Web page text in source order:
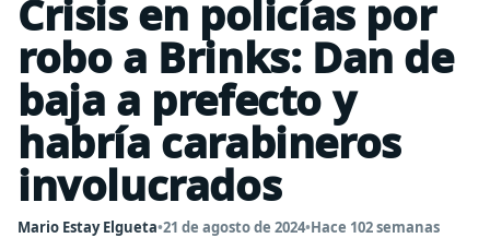
Crisis en policías por
robo a Brinks: Dan de
baja a prefecto y
habría carabineros
involucrados
Mario Estay Elgueta•21 de agosto de 2024•Hace 102 semanas